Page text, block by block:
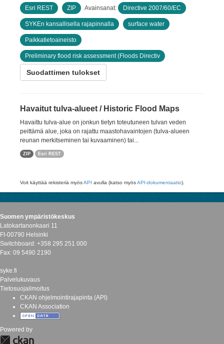
Esri REST ZIP Avainsanat: Directive 2007/60/EC
SYKEn kansallisella rajapinnalla surface water
Paikkatietoaineisto
Preliminary flood risk assessment (Floods Directiv
Suodattimen tulokset
Havaitut tulva-alueet / Historic Flood Maps
Havaittu tulva-alue on jonkun tietyn toteutuneen tulvan veden
peittämä alue, joka on rajattu maastohavaintojen (tulva-alueen
reunan merkitseminen tai kuvaaminen) tai...
ZIP Esri REST
Voit käyttää rekisteriä myösAPI avulla (katso myösAPI-dokumentaatio).
Suomen ympäristökeskus
Latokartanonkaari 11
FI-00790 Helsinki
Switchboard: +358 295 251 000
Fax: 09 5490 2190
syke.fi
Palvelukuvaus
Tietosuojailmoitus
CKAN ohjelmointirajapinta (API)
CKAN Association
Powered by